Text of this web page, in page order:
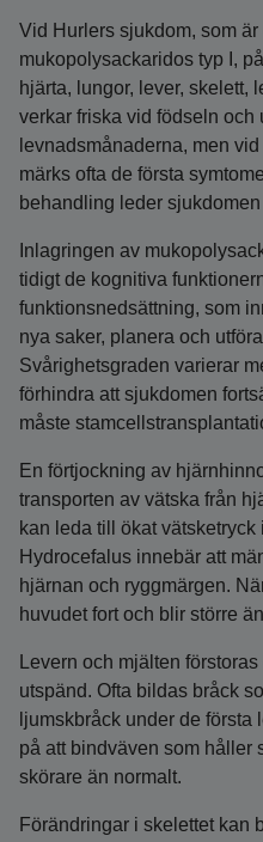
Vid Hurlers sjukdom, som
mukopolysackaridos typ I,
hjärta, lungor, lever, skelett,
verkar friska vid födseln och
levnadsmånaderna, men
märks ofta de första
behandling leder
Inlagringen av
tidigt de kognitiva
funktionsnedsättning, som
nya saker, planera och
Svårighetsgraden varierar
förhindra att sjukdomen
måste
En förtjockning av
transporten av vätska från
kan leda till ökat
Hydrocefalus innebär att
hjärnan och ryggmärgen.
huvudet fort och blir större
Levern och mjälten
utspänd. Ofta bildas bråck
ljumskbråck under de
på att bindväven som håller
skörare än normalt.
Förändringar i skelettet kan